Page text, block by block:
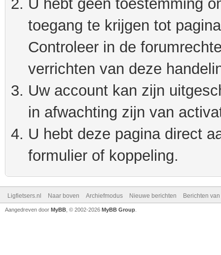
U hebt geen toestemming
toegang te krijgen tot
Controleer in de
verrichten van deze
Uw account kan zijn
in afwachting zijn van
U hebt deze pagina direct
formulier of koppeling.
Ligfietsers.nl Naar boven Archiefmodus Nieuwe berichten Berichten
Aangedreven door MyBB , © 2002-2026 MyBB Group